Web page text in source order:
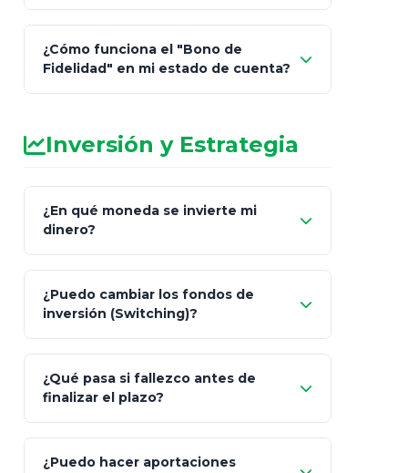
¿Cómo funciona el "Bono de
Fidelidad" en mi estado de cuenta?
Inversión y Estrategia
¿En qué moneda se invierte mi
dinero?
inflación), Dólares o Euros
¿Puedo cambiar los fondos de
inversión (Switching)?
"Switching" (cambio de fondos)
¿Qué pasa si fallezco antes de
finalizar el plazo?
100% a tus
¿Puedo hacer aportaciones